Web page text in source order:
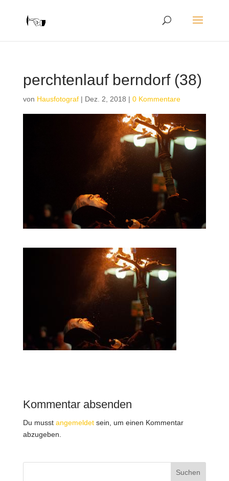
perchtenlauf berndorf (38)
von Hausfotograf| Dez. 2, 2018 | 0 Kommentare
Kommentar absenden
Du musst angemeldetsein, um einen Kommentar
abzugeben.